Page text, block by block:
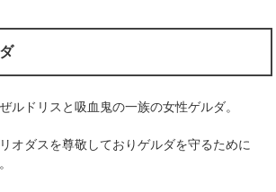
ルドリスと吸血鬼の一族の女性ゲルダ。
オダスを尊敬しておりゲルダを守るために